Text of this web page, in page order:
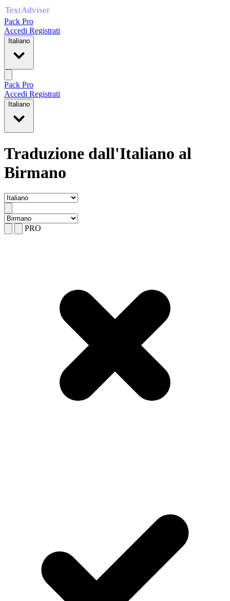
Pack Pro
Accedi Registrati
Italiano
Pack Pro
Accedi Registrati
Italiano
Traduzione dall'Italiano al
Birmano
PRO